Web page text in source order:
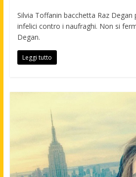
Silvia Toffanin bacchetta Raz Degan
infelici contro i naufraghi. Non si
Degan.
Leggi tutto